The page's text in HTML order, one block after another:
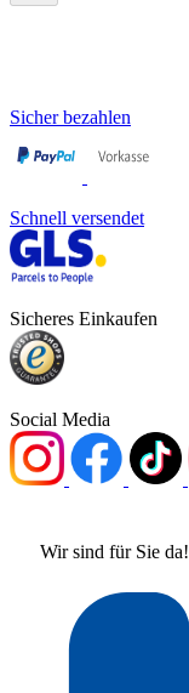
Sicher bezahlen
Schnell versendet
Sicheres Einkaufen
Social Media
Wir sind für Sie da!